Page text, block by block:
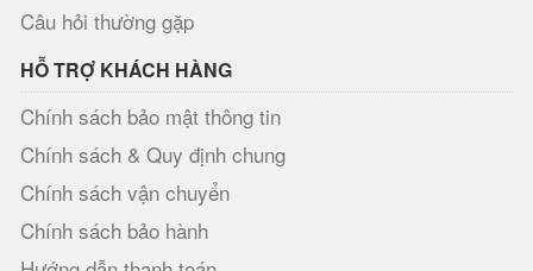
Câu hỏi thường gặp
HỖ TRỢ KHÁCH HÀNG
Chính sách bảo mật thông tin
Chính sách & Quy định chung
Chính sách vận chuyển
Chính sách bảo hành